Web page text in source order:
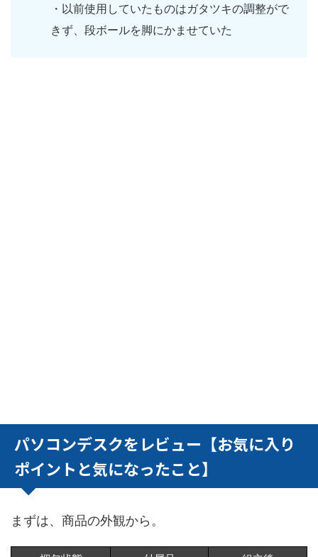
・以前使用していたものはガタツキの調整がで
きず、段ボールを脚にかませていた
パソコンデスクをレビュー【お気に入り
ポイントと気になったこと】
まずは、商品の外観から。